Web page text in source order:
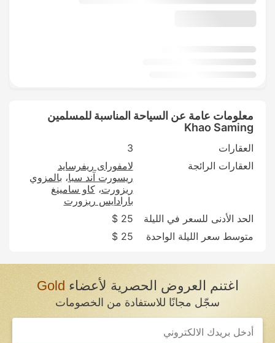
معلومات عامة عن السياحة المناسبة للمسلمين
Khao Saming
العقارات
3
العقارات الرائجة
لامفوراى ريفرسايد
ريسورت آند سبا بالمزوي
ريزورت كاو سامينغ
بارادايس ريزورت
الحد الأدنى للسعر في الليلة
25 $
متوسط سعر الليلة الواحدة
25 $
اغتنم العروض الحصرية لأعضاءGold
سجّل مجانًا للاستفادة من الخصومات